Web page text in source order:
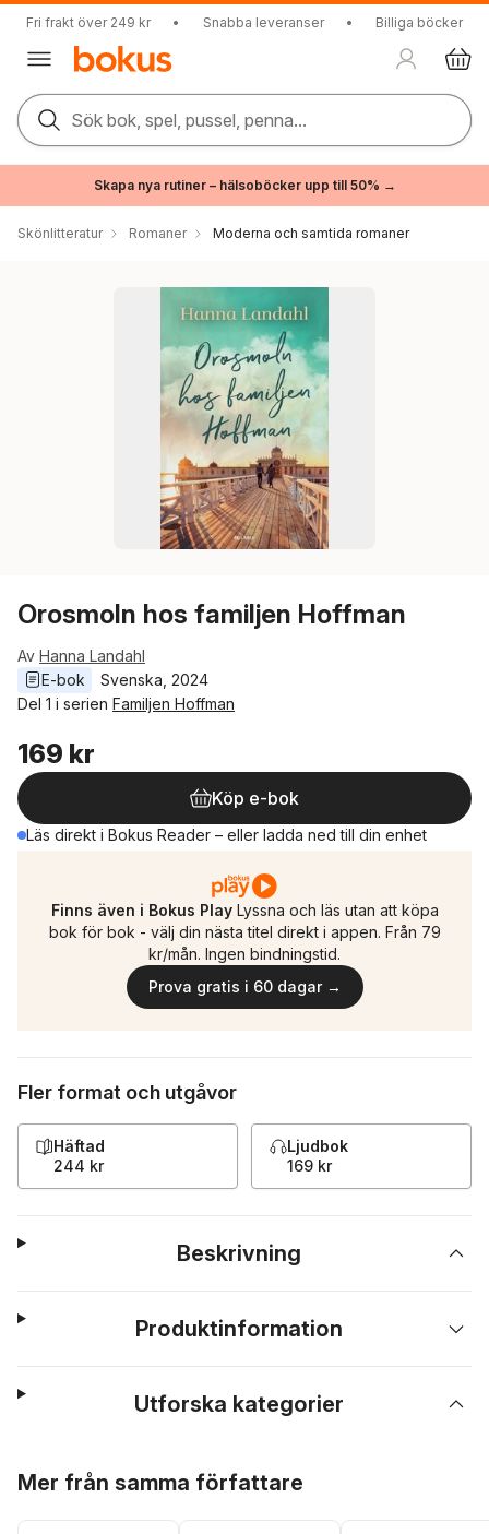
Fri frakt över 249 kr • Snabba leveranser • Billiga böcker
Sök bok, spel, pussel, penna...
Skapa nya rutiner – hälsoböcker upp till 50% →
Skönlitteratur Romaner Moderna och samtida romaner
Orosmoln hos familjen Hoffman
Av Hanna Landahl
E-bok
Svenska 2024
Del 1 i serien Familjen Hoffman
169 kr
Köp e-bok
Läs direkt i Bokus Reader – eller ladda ned till din enhet
Finns även i Bokus Play Lyssna och läs utan att köpa
bok för bok - välj din nästa titel direkt i appen. Från 79
kr/mån. Ingen bindningstid.
Prova gratis i 60 dagar →
Fler format och utgåvor
Häftad
244 kr
Ljudbok
169 kr
Beskrivning
Produktinformation
Utforska kategorier
Mer från samma författare